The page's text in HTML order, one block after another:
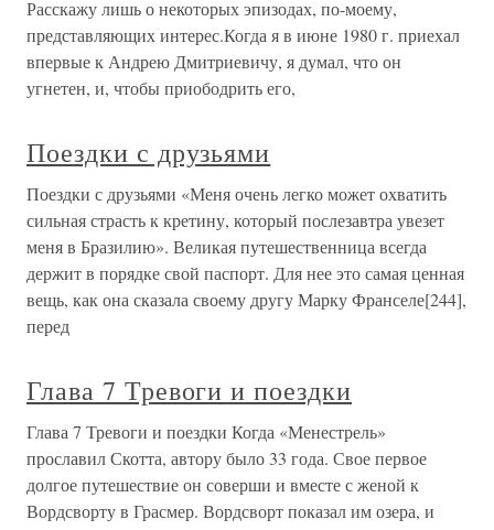
Расскажу лишь о некоторых эпизодах, по-моему,
представляющих интерес.Когда я в июне 1980 г. приехал
впервые к Андрею Дмитриевичу, я думал, что он
угнетен, и, чтобы приободрить его,
Поездки с друзьями
Поездки с друзьями «Меня очень легко может охватить
сильная страсть к кретину, который послезавтра увезет
меня в Бразилию». Великая путешественница всегда
держит в порядке свой паспорт. Для нее это самая ценная
вещь, как она сказала своему другу Марку Франселе[244],
перед
Глава 7 Тревоги и поездки
Глава 7 Тревоги и поездки Когда «Менестрель»
прославил Скотта, автору было 33 года. Свое первое
долгое путешествие он соверши и вместе с женой к
Вордсворту в Грасмер. Вордсворт показал им озера, и